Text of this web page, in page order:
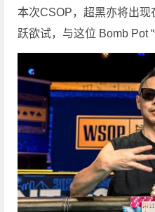
本次CSOP，超黑亦将出
跃欲试，与这位 Bomb Pot